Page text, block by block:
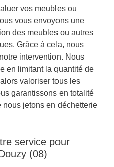
vos meubles ou
vous envoyons une
des meubles ou autres
Grâce à cela, nous
intervention. Nous
en limitant la quantité de
valoriser tous les
garantissons en totalité
nous jetons en déchetterie
service pour
(08)